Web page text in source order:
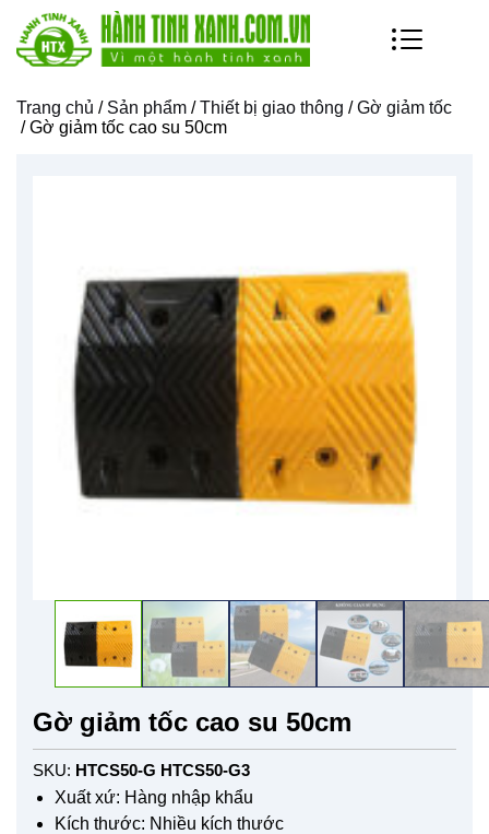
Trang chủ / Sản phẩm /Thiết bị giao thông /Gờ giảm tốc
/ Gờ giảm tốc cao su 50cm
Gờ giảm tốc cao su 50cm
SKU: HTCS50-G HTCS50-G3
Xuất xứ: Hàng nhập khẩu
Kích thước: Nhiều kích thước